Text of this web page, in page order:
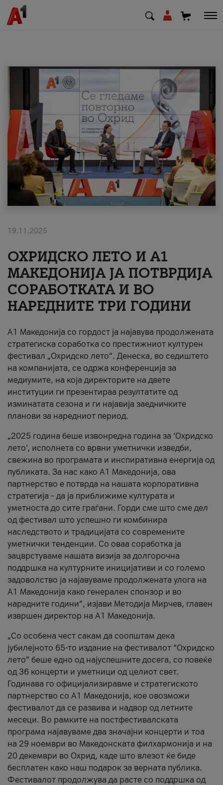
МК SQ
Приватни Деловни
Поддршка
Надополни кредит
#ПодобарОнлајн
19.11.2025
ОХРИДСКО ЛЕТО И A1
МАКЕДОНИЈА ЈА ПОТВРДИЈА
СОРАБОТКАТА И ВО
НАРЕДНИТЕ ТРИ ГОДИНИ
A1 Македонија со гордост ја најавува продолжената
стратегиска соработка со престижниот културен
фестивал „Охридско лето“. Денеска, во седиштето
на компанијата, се одржа конференција за
медиумите, на која директорите на двете
институции ги презентираа резултатите од
изминатата сезона и ги најавија заедничките
планови за наредниот период.
„2025 година беше извонредна година за ‘Охридско
лето’, исполнета со врвни уметнички изведби,
свежина во програмата и инспиративна енергија од
публиката. За нас како A1 Македонија, ова
партнерство е потврда на нашата корпоративна
стратегија – да ја приближиме културата и
уметноста до сите граѓани. Горди сме што сме дел
од фестивал што успешно ги комбинира
наследството и традицијата со современите
уметнички тенденции. Со оваа соработка ја
зацврстуваме нашата визија за долгорочна
поддршка на културните иницијативи и со големо
задоволство ја најавуваме продолжената улога на
A1 Македонија како генерален спонзор и во
наредните години“, изјави Методија Мирчев, главен
извршен директор на A1 Македонија.
„Со особена чест сакам да соопштам дека
јубилејното 65-то издание на фестивалот “Охридско
лето” беше едно од најуспешните досега, со повеќе
од 36 концерти и уметници од целиот свет.
Годинава го официјализиравме и стратегиското
партнерство со А1 Македонија, кое овозможи
фестивалот да се развива и надвор од летните
месеци. Во рамките на постфестивалската
програма најавуваме два значајни концерти и тоа
на 29 ноември во Македонската филхармонија и на
20 декември во Охрид, каде што влезот ќе биде
бесплатен како наш подарок за верната публика.
Фестивалот продолжува да расте со поддршка од